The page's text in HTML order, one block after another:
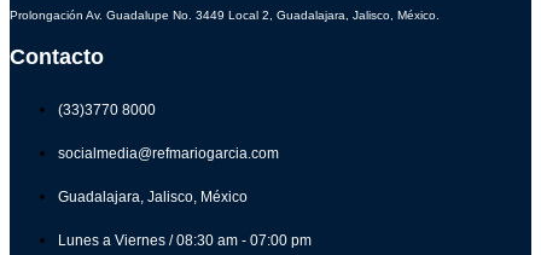
Prolongación Av. Guadalupe No. 3449 Local 2, Guadalajara, Jalisco, México.
Contacto
(33)3770 8000
socialmedia@refmariogarcia.com
Guadalajara, Jalisco, México
Lunes a Viernes / 08:30 am - 07:00 pm